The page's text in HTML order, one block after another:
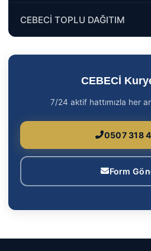
CEBECİ TOPLU DAĞITIM
CEBECİ
7/24 aktif hattımızla her
0507 318
Form